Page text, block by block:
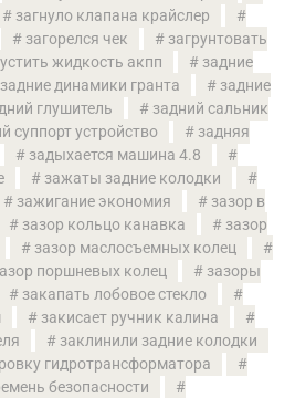
загнуло клапана крайслер
загорелся чек
загрунтовать
жидкость акпп
задние
задние динамики гранта
задние
глушитель
задний сальник
суппорт устройство
задняя
задыхается машина 4.8
зажаты задние колодки
зажигание экономия
зазор в
зазор кольцо канавка
зазор
зазор маслосъемных колец
поршневых колец
зазоры
закапать лобовое стекло
закисает ручник калина
заклинили задние колодки
гидротрансформатора
безопасности